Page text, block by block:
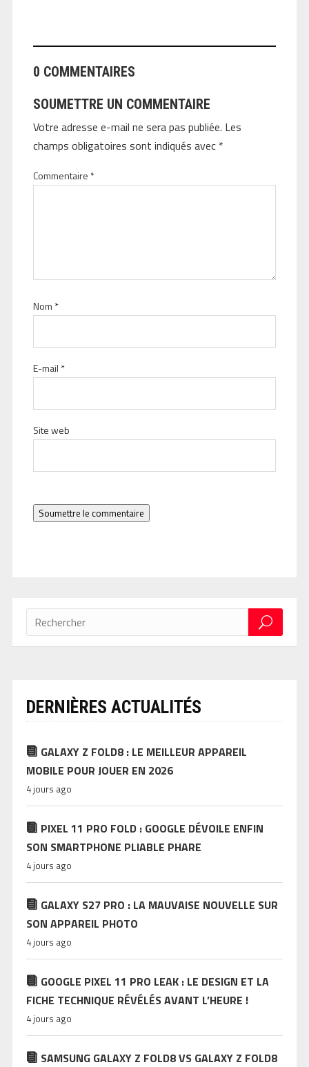
0 COMMENTAIRES
SOUMETTRE UN COMMENTAIRE
Votre adresse e-mail ne sera pas publiée. Les
champs obligatoires sont indiqués avec *
Commentaire *
Nom *
E-mail *
Site web
Soumettre le commentaire
DERNIÈRES ACTUALITÉS
GALAXY Z FOLD8 : LE MEILLEUR APPAREIL
MOBILE POUR JOUER EN 2026
4 jours ago
PIXEL 11 PRO FOLD : GOOGLE DÉVOILE ENFIN
SON SMARTPHONE PLIABLE PHARE
4 jours ago
GALAXY S27 PRO : LA MAUVAISE NOUVELLE SUR
SON APPAREIL PHOTO
4 jours ago
GOOGLE PIXEL 11 PRO LEAK : LE DESIGN ET LA
FICHE TECHNIQUE RÉVÉLÉS AVANT L’HEURE !
4 jours ago
SAMSUNG GALAXY Z FOLD8 VS GALAXY Z FOLD8